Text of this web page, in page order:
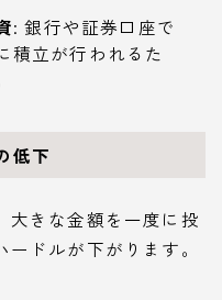
: 銀行や証券口座で
積立が行われるた
低下
大きな金額を一度に投
ドルが下がります。